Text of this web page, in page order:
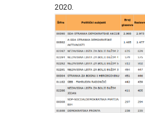
2020.